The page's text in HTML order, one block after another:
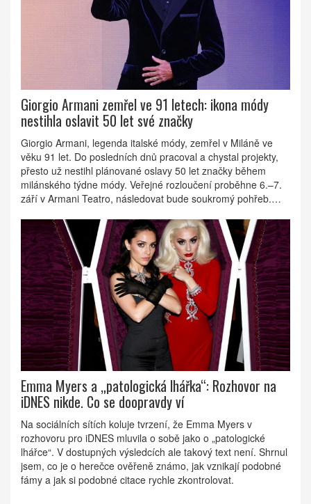
Giorgio Armani zemřel ve 91 letech: ikona módy
nestihla oslavit 50 let své značky
Giorgio Armani, legenda italské módy, zemřel v Miláně ve
věku 91 let. Do posledních dnů pracoval a chystal projekty,
přesto už nestihl plánované oslavy 50 let značky během
milánského týdne módy. Veřejné rozloučení proběhne 6.–7.
září v Armani Teatro, následovat bude soukromý pohřeb.
oděvy a zasáhlo hotely, parfémy i design.
Emma Myers a „patologická lhářka“: Rozhovor na
iDNES nikde. Co se doopravdy ví
Na sociálních sítích koluje tvrzení, že Emma Myers v
rozhovoru pro iDNES mluvila o sobě jako o „patologické
lhářce“. V dostupných výsledcích ale takový text není. Shrnul
jsem, co je o herečce ověřeně známo, jak vznikají podobné
fámy a jak si podobné citace rychle zkontrolovat.